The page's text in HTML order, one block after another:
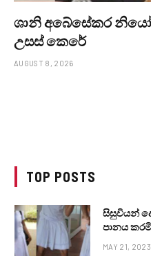
ශානි අබේසේකර
උසස් කෙරේ
AUGUST 8, 2026
TOP POSTS
සිසුවියන්
පානය
MAY 21, 2023